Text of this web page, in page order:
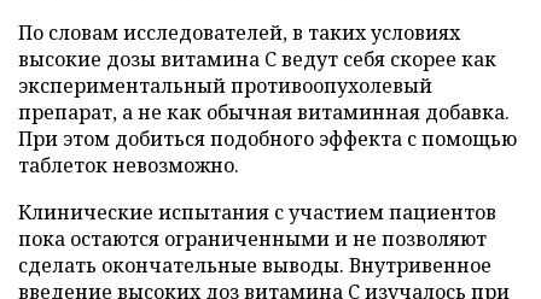
По словам исследователей, в таких условиях
высокие дозы витамина C ведут себя скорее как
экспериментальный противоопухолевый
препарат, а не как обычная витаминная добавка.
При этом добиться подобного эффекта с помощью
таблеток невозможно.
Клинические испытания с участием пациентов
пока остаются ограниченными и не позволяют
сделать окончательные выводы. Внутривенное
введение высоких доз витамина C изучалось при